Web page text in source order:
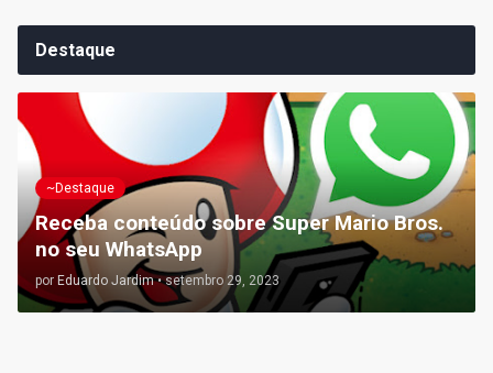
Destaque
~Destaque
Receba conteúdo sobre Super Mario Bros.
no seu WhatsApp
por Eduardo Jardim • setembro 29, 2023